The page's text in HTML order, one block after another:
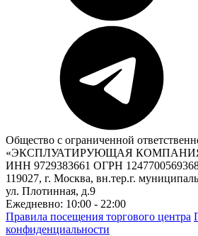
Общество с ограниченной
«ЭКСПЛУАТИРУЮЩАЯ
ИНН 9729383661 ОГРН
119027, г. Москва, вн.тер.г.
ул. Плотинная, д.9
Ежедневно: 10:00 - 22:00
Правила посещения торгового центра
конфиденциальности